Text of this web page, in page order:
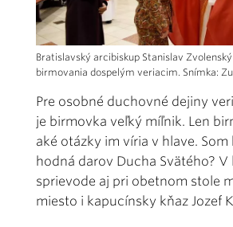
Bratislavský arcibiskup Stanislav
birmovania dospelým veriacim. Snímka:
Pre osobné duchovné dejiny
je birmovka veľký míľnik. Len
aké otázky im víria v hlave. Som
hodná darov Ducha Svätého?
sprievode aj pri obetnom stole
miesto i kapucínsky kňaz Jozef